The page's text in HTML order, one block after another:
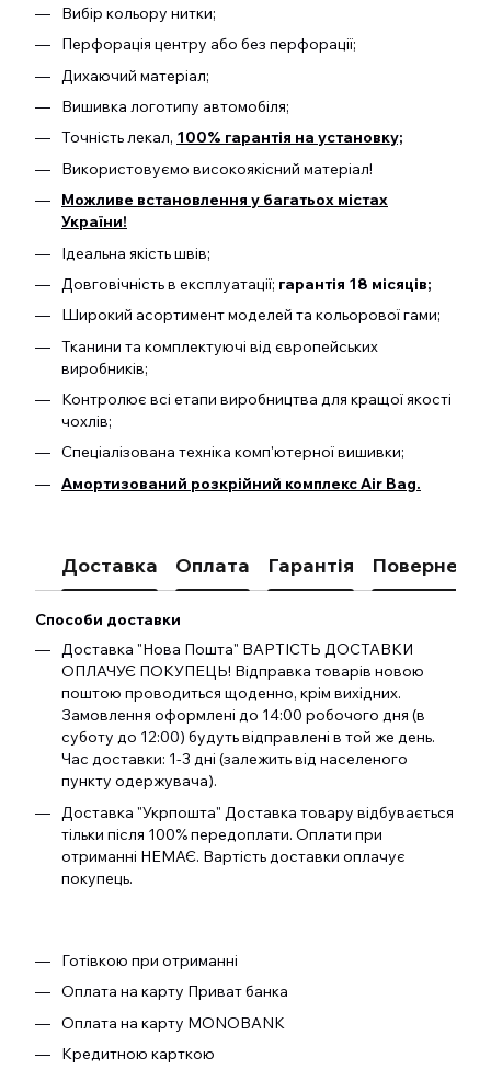
Вибір кольору нитки;
Перфорація центру або без перфорації;
Дихаючий матеріал;
Вишивка логотипу автомобіля;
Точність лекал, 100% гарантія на установку;
Використовуємо високоякісний матеріал!
Можливе встановлення у багатьох містах
України!
Ідеальна якість швів;
Довговічність в експлуатації; гарантія 18 місяців;
Широкий асортимент моделей та кольорової гами;
Тканини та комплектуючі від європейських
виробників;
Контролює всі етапи виробництва для кращої якості
чохлів;
Спеціалізована техніка комп'ютерної вишивки;
Амортизований розкрійний комплекс Air Bag.
Доставка Оплата Гарантія
Способи доставки
Доставка "Нова Пошта" ВАРТІСТЬ ДОСТАВКИ
ОПЛАЧУЄ ПОКУПЕЦЬ! Відправка товарів новою
поштою проводиться щоденно, крім вихідних.
Замовлення оформлені до 14:00 робочого дня (в
суботу до 12:00) будуть відправлені в той же день.
Час доставки: 1-3 дні (залежить від населеного
пункту одержувача).
Доставка "Укрпошта" Доставка товару відбувається
тільки після 100% передоплати. Оплати при
отриманні НЕМАЄ. Вартість доставки оплачує
покупець.
Готівкою при отриманні
Оплата на карту Приват банка
Оплата на карту MONOBANK
Кредитною карткою